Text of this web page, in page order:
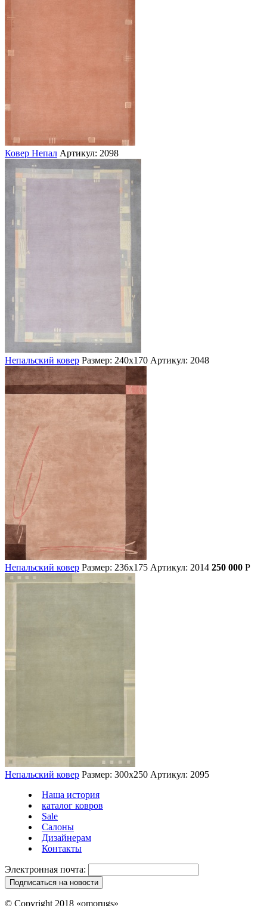
Ковер Непал Артикул: 2098
Непальский ковер Размер: 240х170 Артикул: 2048
Непальский ковер Размер: 236х175 Артикул: 2014 250 000 Р
Непальский ковер Размер: 300х250 Артикул: 2095
Наша история
каталог ковров
Sale
Салоны
Дизайнерам
Контакты
Электронная почта:
© Copyright 2018 «omorugs»